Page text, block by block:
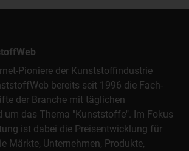
Pioniere der Kunststoffindustrie
bereits seit 1996 die Fach-
der Branche mit täglichen
um das Thema "Kunststoffe". Im Fokus
ist dabei die Preisentwicklung für
Märkte, Unternehmen, Produkte,